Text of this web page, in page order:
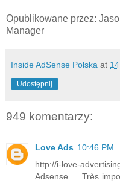
Opublikowane przez:
Manager
Inside AdSense Polska at
Udostępnij
949 komentarzy:
Love Ads 10:46 PM
http://i-love-
Adsense ... Très